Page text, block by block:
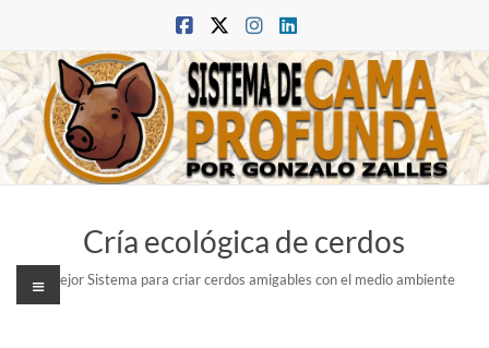
contenido
Cría ecológica de cerdos
El mejor Sistema para criar cerdos amigables con el medio ambiente
Menú